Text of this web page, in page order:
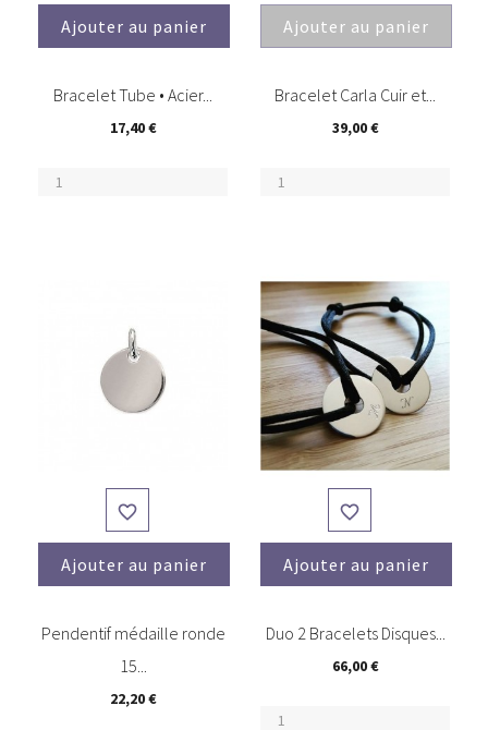
Ajouter au panier
Bracelet Tube • Acier...
17,40 €
Ajouter au panier
Bracelet Carla Cuir et...
39,00 €

Ajouter au panier
Pendentif médaille ronde
15...
22,20 €

Ajouter au panier
Duo 2 Bracelets Disques...
66,00 €